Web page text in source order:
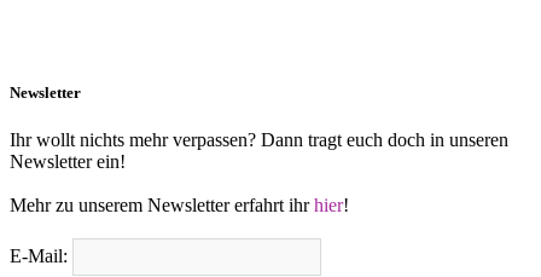
Newsletter
Ihr wollt nichts mehr verpassen? Dann tragt euch doch in unseren
Newsletter ein!
Mehr zu unserem Newsletter erfahrt ihrhier!
E-Mail: